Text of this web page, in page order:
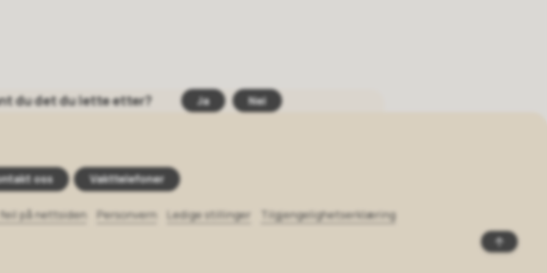
du det du lette etter? Ja Nei
oss Vakttelefoner
på nettsiden Personvern Ledige stillinger Tilgjengelighetserklæring